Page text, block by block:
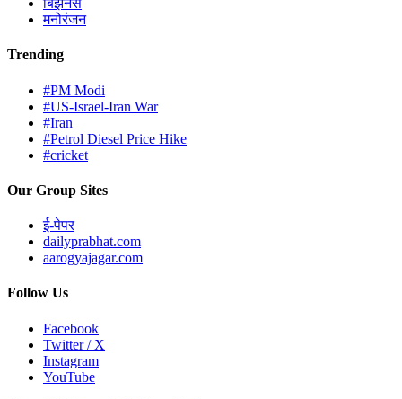
बिझनेस
मनोरंजन
Trending
#PM Modi
#US-Israel-Iran War
#Iran
#Petrol Diesel Price Hike
#cricket
Our Group Sites
ई-पेपर
dailyprabhat.com
aarogyajagar.com
Follow Us
Facebook
Twitter / X
Instagram
YouTube